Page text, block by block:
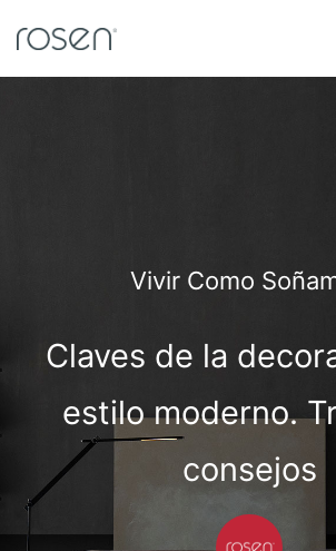
Decoración interior
Casas y exteriores
Especial niños
Ideas hogar
Mascotas
Vivir Como
Claves de la
estilo moderno.
consejos